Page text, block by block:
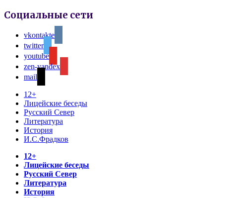
Социальные сети
vkontakte
twitter
youtube
zen-yandex
mail
12+
Лицейские беседы
Русский Север
Литература
История
И.С.Фрадков
12+
Лицейские беседы
Русский Север
Литература
История